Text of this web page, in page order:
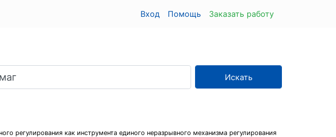
Вход Помощь Заказать работу
Искать
регулирования как инструмента единого неразрывного механизма регулирования